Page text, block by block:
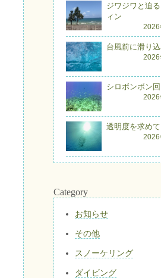
ジワジワと迫
ィン
2026
台風前に滑り
2026
シロボンボン回
2026
透明度を求めて
2026
Category
お知らせ
その他
スノーケリング
ダイビング